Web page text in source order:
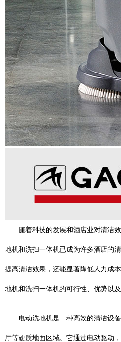
随着科技的发展和酒店业对清洁
地机和洗扫一体机已成为许多酒店的
提高清洁效果，还能显著降低人力成
地机和洗扫一体机的可行性、优势以
电动洗地机是一种高效的清洁设
厅等硬质地面区域。它通过电动驱动